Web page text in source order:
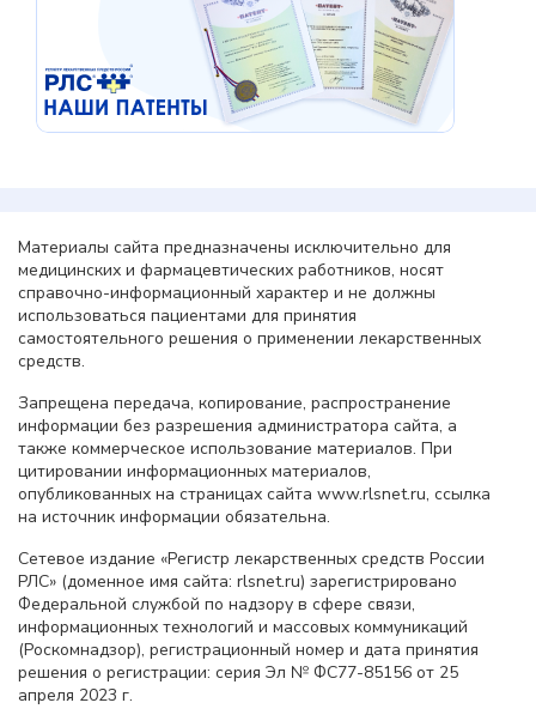
Материалы сайта предназначены исключительно для
медицинских и фармацевтических работников, носят
справочно-информационный характер и не должны
использоваться пациентами для принятия
самостоятельного решения о применении лекарственных
средств.
Запрещена передача, копирование, распространение
информации без разрешения администратора сайта, а
также коммерческое использование материалов. При
цитировании информационных материалов,
опубликованных на страницах сайта www.rlsnet.ru, ссылка
на источник информации обязательна.
Сетевое издание «Регистр лекарственных средств России
РЛС» (доменное имя сайта: rlsnet.ru) зарегистрировано
Федеральной службой по надзору в сфере связи,
информационных технологий и массовых коммуникаций
(Роскомнадзор), регистрационный номер и дата принятия
решения о регистрации: серия Эл № ФС77-85156 от 25
апреля 2023 г.